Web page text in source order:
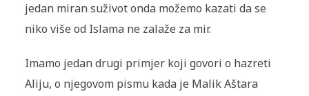
jedan miran suživot onda možemo kazati da se
niko više od Islama ne zalaže za mir.
Imamo jedan drugi primjer koji govori o hazreti
Aliju, o njegovom pismu kada je Malik Aštara